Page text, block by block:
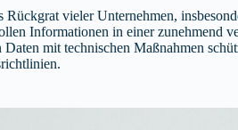
Rückgrat vieler Unternehmen,
Informationen in einer zunehmend
mit technischen Maßnahmen